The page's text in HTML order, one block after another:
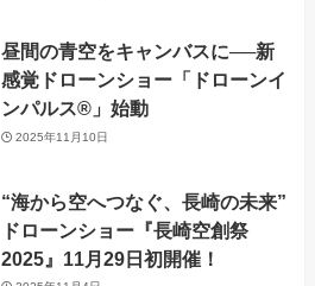
昼間の青空をキャンバスに──新
感覚ドローンショー「ドローンイ
ンパルス®」始動
2025年11月10日
“海から空へつなぐ、長崎の未来”
ドローンショー『長崎空創祭
2025』11月29日初開催！